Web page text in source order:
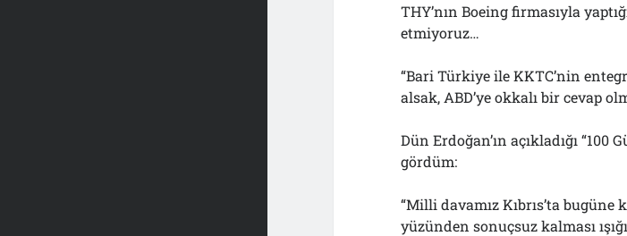
THY’nın Boeing firmasıyla
etmiyoruz…
“Bari Türkiye ile KKTC’nin
alsak, ABD’ye okkalı bir cevap
Dün Erdoğan’ın açıkladığı
gördüm:
“Milli davamız Kıbrıs’ta
yüzünden sonuçsuz kalması